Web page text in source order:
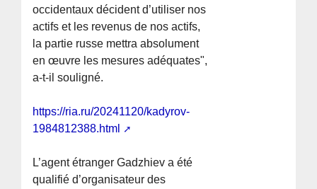
occidentaux décident d’utiliser nos
actifs et les revenus de nos actifs,
la partie russe mettra absolument
en œuvre les mesures adéquates",
a-t-il souligné.
https://ria.ru/20241120/kadyrov-
1984812388.html
L’agent étranger Gadzhiev a été
qualifié d’organisateur des